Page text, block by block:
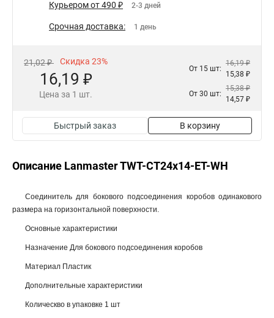
Курьером от 490 ₽ 2-3 дней
Срочная доставка: 1 день
21,02 ₽ Скидка 23%
16,19 ₽
Цена за 1 шт.
От 15 шт:
16,19 ₽
15,38 ₽
От 30 шт:
15,38 ₽
14,57 ₽
Быстрый заказ В корзину
Описание Lanmaster TWT-CT24x14-ET-WH
Соединитель для бокового подсоединения коробов одинакового
размера на горизонтальной поверхности.
Основные характеристики
Назначение Для бокового подсоединения коробов
Материал Пластик
Дополнительные характеристики
Колическво в упаковке 1 шт